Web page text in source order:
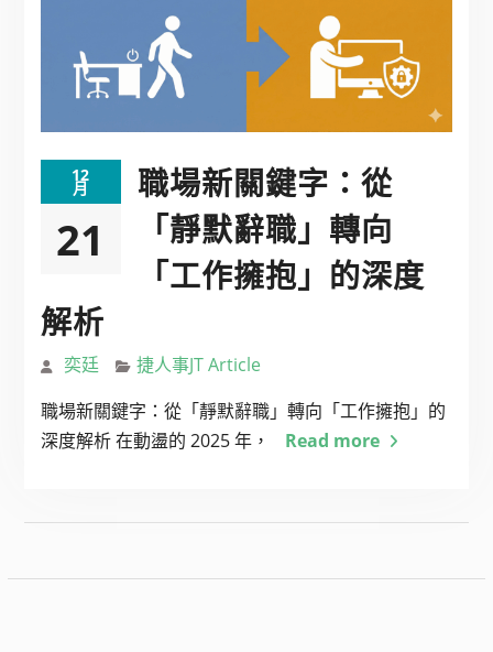
12
月
21
職場新關鍵字：從
「靜默辭職」轉向
「工作擁抱」的深度
解析
奕廷
捷人事JT Article
職場新關鍵字：從「靜默辭職」轉向「工作擁抱」的
深度解析 在動盪的 2025 年，
Read more